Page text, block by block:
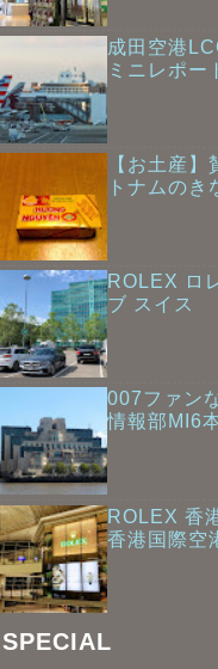
成田空港
ミニレポー
【お土産
トナムの
ROLEX ロ
ブ スイス
007ファン
情報部MI6
ROLEX 香
香港国際空
SPECIAL